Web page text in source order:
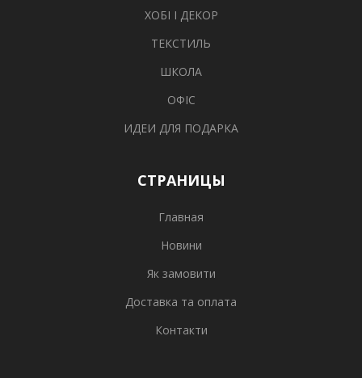
ХОБІ І ДЕКОР
ТЕКСТИЛЬ
ШКОЛА
ОФІС
ИДЕИ ДЛЯ ПОДАРКА
СТРАНИЦЫ
Главная
Новини
Як замовити
Доставка та оплата
Контакти